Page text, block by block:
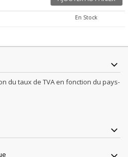
du taux de TVA en fonction du pays-